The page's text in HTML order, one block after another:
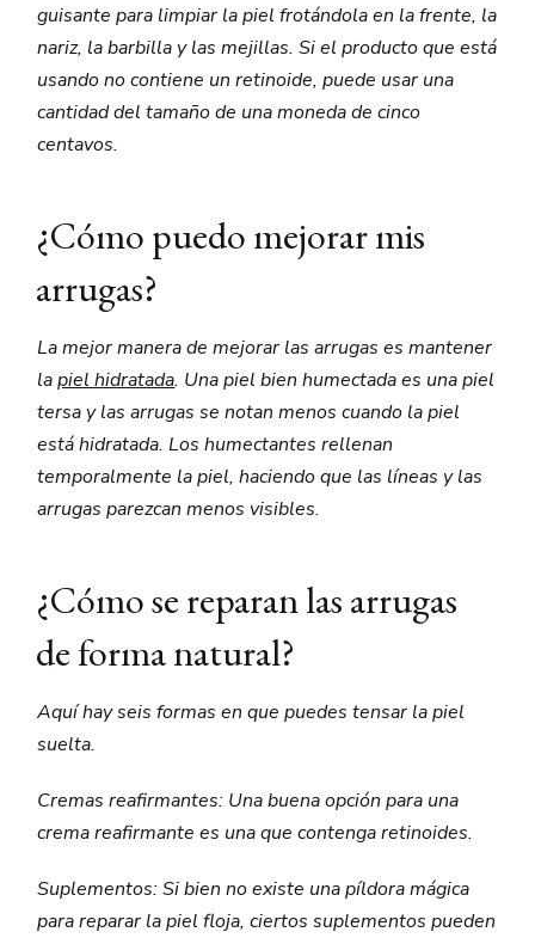
guisante para limpiar la piel frotándola en la frente, la
nariz, la barbilla y las mejillas. Si el producto que está
usando no contiene un retinoide, puede usar una
cantidad del tamaño de una moneda de cinco
centavos.
¿Cómo puedo mejorar mis
arrugas?
La mejor manera de mejorar las arrugas es mantener
lapiel hidratada. Una piel bien humectada es una piel
tersa y las arrugas se notan menos cuando la piel
está hidratada. Los humectantes rellenan
temporalmente la piel, haciendo que las líneas y las
arrugas parezcan menos visibles.
¿Cómo se reparan las arrugas
de forma natural?
Aquí hay seis formas en que puedes tensar la piel
suelta.
Cremas reafirmantes: Una buena opción para una
crema reafirmante es una que contenga retinoides.
Suplementos: Si bien no existe una píldora mágica
para reparar la piel floja, ciertos suplementos pueden